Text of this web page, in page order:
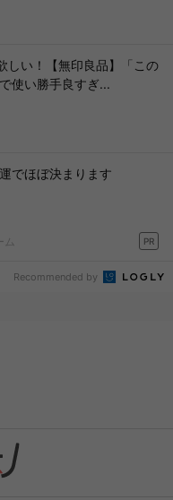
しい！【無印良品】「この
使い勝手良すぎ...
でほぼ決まります
ム PR
Recommended by